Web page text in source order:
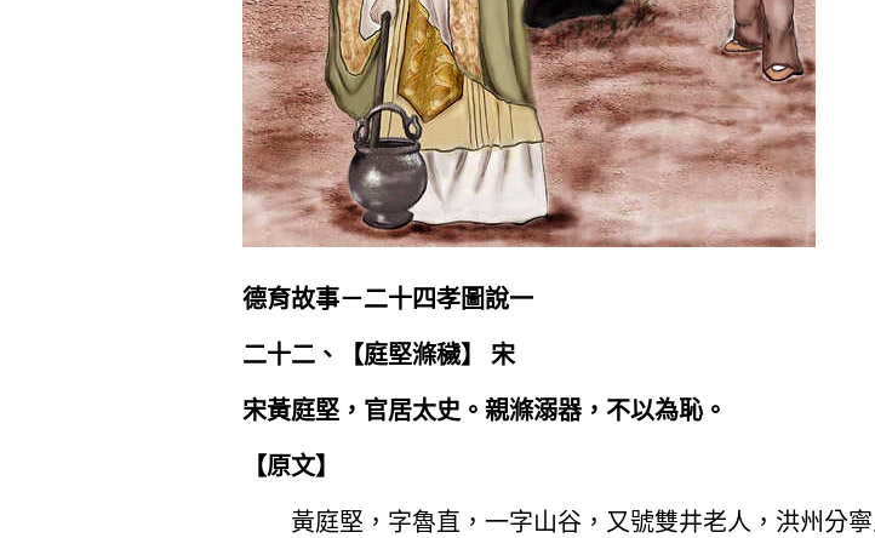
德育故事－二十四孝圖說一
二十二、【庭堅滌穢】 宋
宋黃庭堅，官居太史。親滌溺器，不以為恥。
【原文】
黃庭堅，字魯直，一字山谷，又號雙井老人，洪州分寧